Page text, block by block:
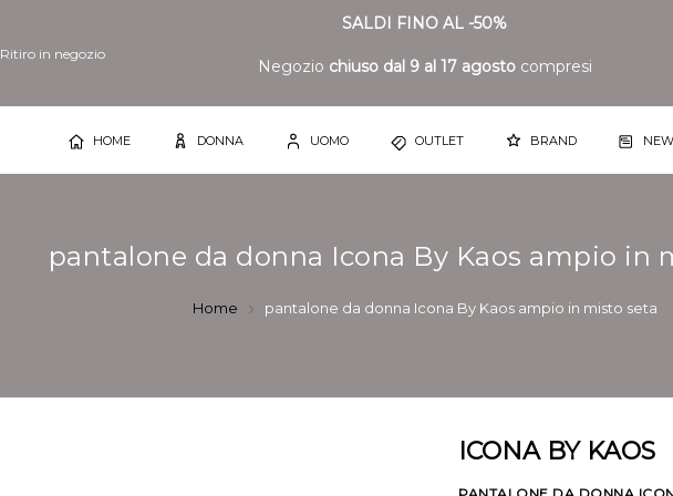
Ritiro in negozio
SALDI FINO AL -50%
Negozio chiuso dal 9 al 17 agosto compresi
HOME DONNA UOMO OUTLET BRAND
pantalone da donna Icona By Kaos ampio in
Home pantalone da donna Icona By Kaos ampio in misto seta
ICONA BY KAOS